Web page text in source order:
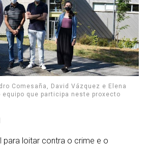
Comesaña, David Vázquez e Elena
equipo que participa neste proxecto
para loitar contra o crime e o